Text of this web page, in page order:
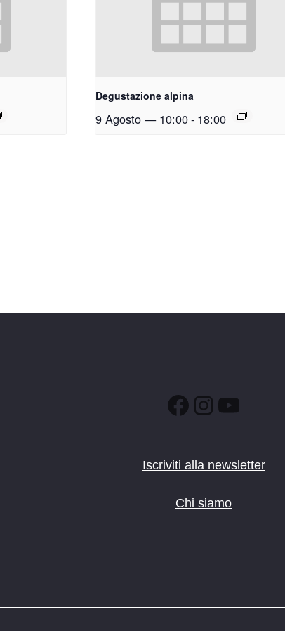
Degustazione alpina
9 Agosto — 10:00- 18:00
Facebook
Iscriviti alla newsletter
Chi siamo